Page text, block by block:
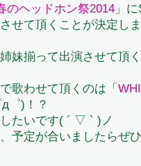
のヘッドホン祭2014 」
せて頂くことが決定し
妹揃って出演させて頂
歌わせて頂くのは「
゜)！？
たいです( ´ ▽ ` )ノ
予定が合いましたらぜ